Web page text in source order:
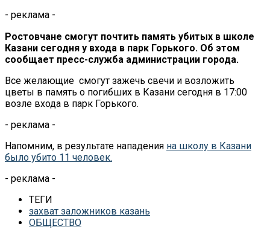
- реклама -
Ростовчане смогут почтить память убитых в школе
Казани сегодня у входа в парк Горького. Об этом
сообщает пресс-служба администрации города.
Все желающие смогут зажечь свечи и возложить
цветы в память о погибших в Казани сегодня в 17:00
возле входа в парк Горького.
- реклама -
Напомним, в результате нападения на школу в Казани
было убито 11 человек.
- реклама -
ТЕГИ
захват заложников казань
ОБЩЕСТВО